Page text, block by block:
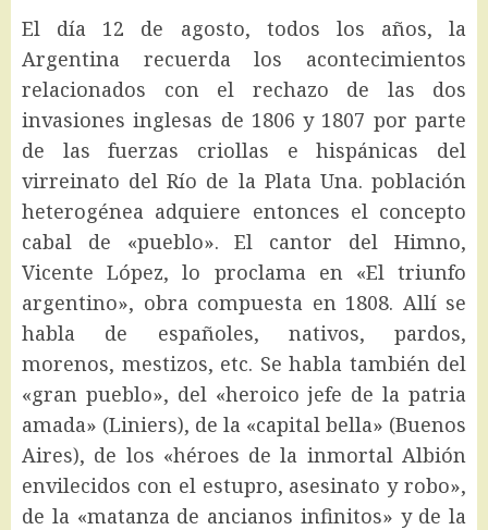
El día 12 de agosto, todos los años, la
Argentina recuerda los acontecimientos
relacionados con el rechazo de las dos
invasiones inglesas de 1806 y 1807 por parte
de las fuerzas criollas e hispánicas del
virreinato del Río de la Plata Una. población
heterogénea adquiere entonces el concepto
cabal de «pueblo». El cantor del Himno,
Vicente López, lo proclama en «El triunfo
argentino», obra compuesta en 1808. Allí se
habla de españoles, nativos, pardos,
morenos, mestizos, etc. Se habla también del
«gran pueblo», del «heroico jefe de la patria
amada» (Liniers), de la «capital bella» (Buenos
Aires), de los «héroes de la inmortal Albión
envilecidos con el estupro, asesinato y robo»,
de la «matanza de ancianos infinitos» y de la